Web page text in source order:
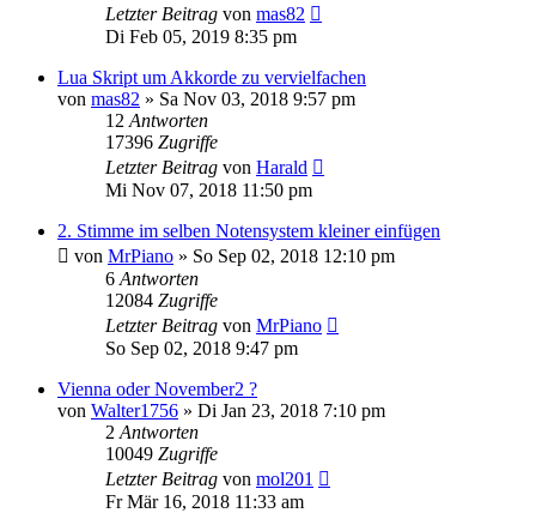
Letzter Beitrag von mas82
Di Feb 05, 2019 8:35 pm
Lua Skript um Akkorde zu vervielfachen
von mas82 » Sa Nov 03, 2018 9:57 pm
12 Antworten
17396 Zugriffe
Letzter Beitrag von Harald
Mi Nov 07, 2018 11:50 pm
2. Stimme im selben Notensystem kleiner einfügen
von MrPiano » So Sep 02, 2018 12:10 pm
6 Antworten
12084 Zugriffe
Letzter Beitrag von MrPiano
So Sep 02, 2018 9:47 pm
Vienna oder November2 ?
von Walter1756 » Di Jan 23, 2018 7:10 pm
2 Antworten
10049 Zugriffe
Letzter Beitrag von mol201
Fr Mär 16, 2018 11:33 am